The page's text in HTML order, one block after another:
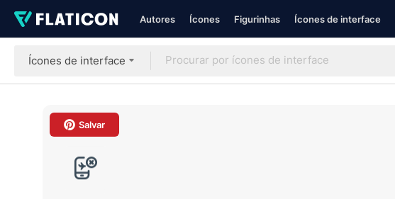
Autores Ícones Figurinhas Ícones de interface
Ícones de interface
Salvar